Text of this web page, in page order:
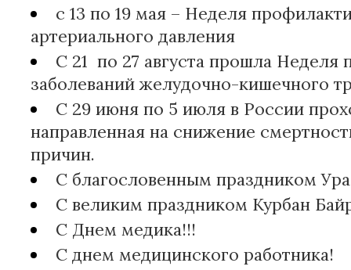
с 13 по 19 мая – Неделя
артериального давления
С 21 по 27 августа прошла Неделя
заболеваний желудочно-кишечного
С 29 июня по 5 июля в России
направленная на снижение
причин.
С благословенным праздником
С великим праздником Курбан
С Днем медика!!!
С днем медицинского работника!